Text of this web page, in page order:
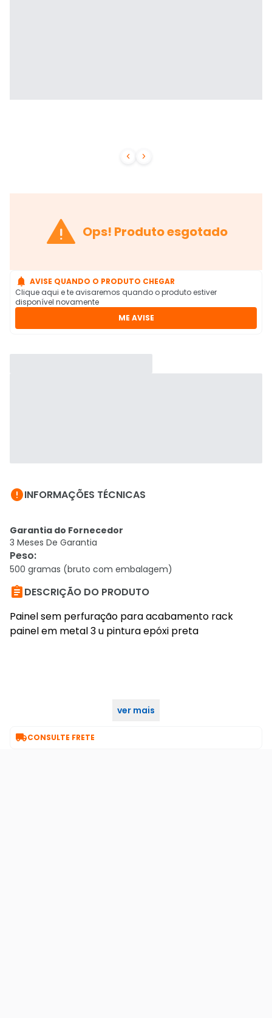
 
 Ops! Produto esgotado
 AVISE QUANDO O PRODUTO CHEGAR
Clique aqui e te avisaremos quando o produto estiver
disponível novamente
ME AVISE
INFORMAÇÕES TÉCNICAS
Garantia do Fornecedor
3 Meses De Garantia
Peso:
500 gramas (bruto com embalagem)
DESCRIÇÃO DO PRODUTO
Painel sem perfuração para acabamento rack
painel em metal 3 u pintura epóxi preta
ver mais
CONSULTE FRETE